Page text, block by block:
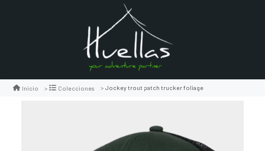
Inicio Colecciones Jockey trout patch trucker foliage